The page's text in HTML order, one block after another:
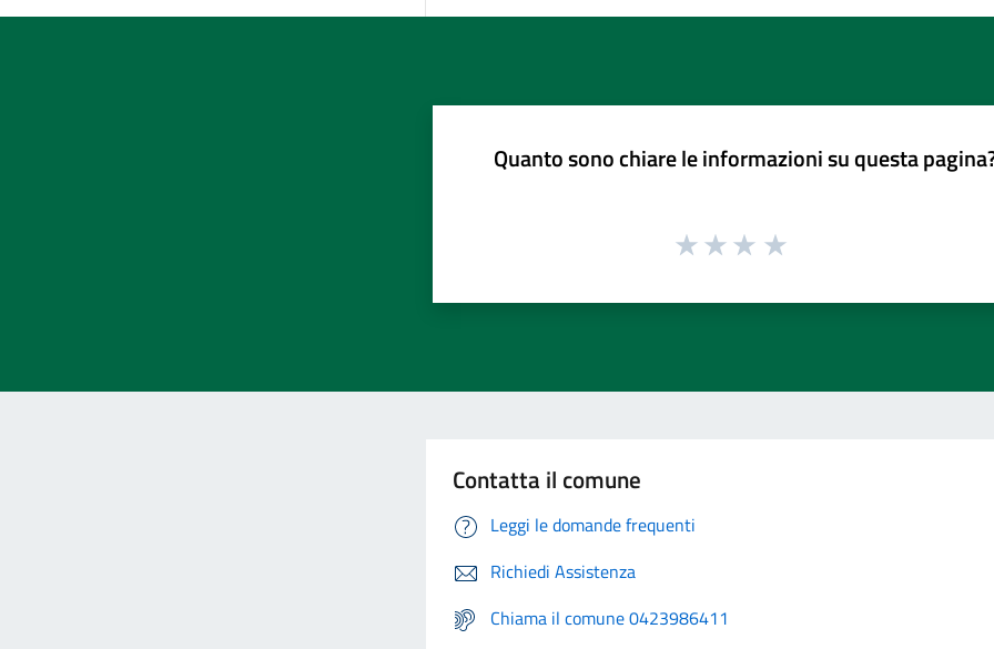
Quanto sono chiare le informazioni su questa
Contatta il comune
Leggi le domande frequenti
Richiedi Assistenza
Chiama il comune 0423986411